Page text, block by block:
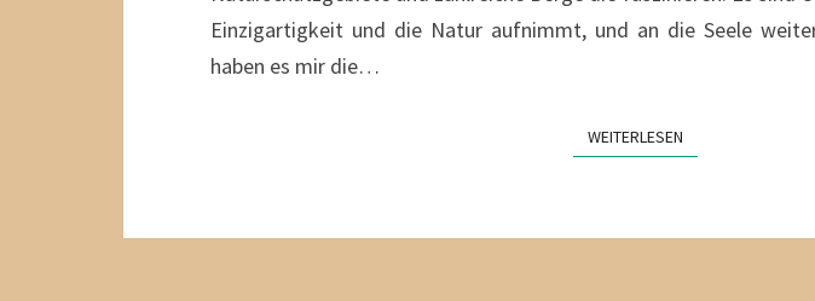
Einzigartigkeit und die Natur aufnimmt, und an die Seele
haben es mir die…
WEITERLESEN